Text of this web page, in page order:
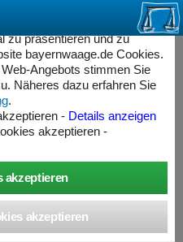
225S
0,01 mg
zu präsentieren und zu
bayernwaage.de Cookies.
Angebots stimmen Sie
Näheres dazu erfahren Sie
.
- Details anzeigen
akzeptieren -